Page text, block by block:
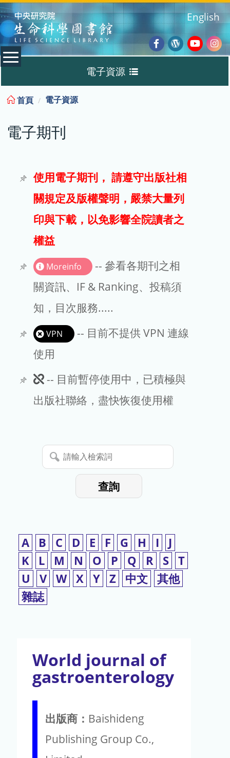
:::
Facebook
Wordpress
English
電子資源
電子期刊
試用
文章處理費
EndNote
首頁 電子資源
電子期刊
使用電子期刊， 請遵守出版社相
關規定及版權聲明，嚴禁大量列
印與下載，以免影響全院讀者之
權益
Moreinfo
-- 參看各期刊之相
關資訊、IF & Ranking、投稿須
知，目次服務.....
VPN
-- 目前不提供 VPN 連線
使用
此
期
暫
停
-- 目前暫停使用中，已積極與
出版社聯絡，盡快恢復使用權
請
輸
查詢
A B C D E F G H I
J
K
L M N O P Q R S T
U
V W X Y Z 中文 其他
雜誌
World journal of
gastroenterology
出版商： Baishideng
Publishing Group Co.,